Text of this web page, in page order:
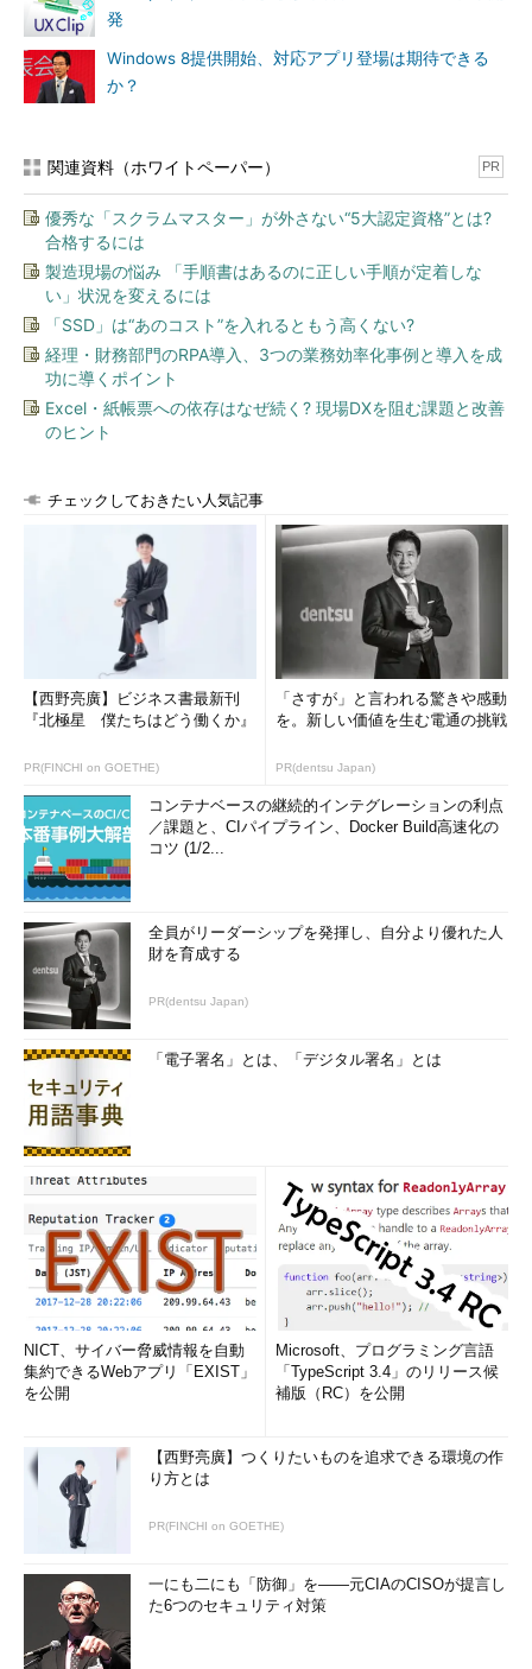
発
Windows 8提供開始、対応アプリ登場は期待できる
か？
関連資料（ホワイトペーパー） PR
優秀な「スクラムマスター」が外さない“5大認定資格”とは?
合格するには
製造現場の悩み 「手順書はあるのに正しい手順が定着しな
い」状況を変えるには
「SSD」は“あのコスト”を入れるともう高くない?
経理・財務部門のRPA導入、3つの業務効率化事例と導入を成
功に導くポイント
Excel・紙帳票への依存はなぜ続く? 現場DXを阻む課題と改善
のヒント
チェックしておきたい人気記事
【西野亮廣】ビジネス書最新刊
『北極星 僕たちはどう働くか』
PR(FINCHI on GOETHE)
「さすが」と言われる驚きや感動
を。新しい価値を生む電通の挑戦
PR(dentsu Japan)
コンテナベースの継続的インテグレーションの利点
／課題と、CIパイプライン、Docker Build高速化の
コツ (1/2...
全員がリーダーシップを発揮し、自分より優れた人
財を育成する
PR(dentsu Japan)
「電子署名」とは、「デジタル署名」とは
NICT、サイバー脅威情報を自動
集約できるWebアプリ「EXIST」
を公開
Microsoft、プログラミング言語
「TypeScript 3.4」のリリース候
補版（RC）を公開
【西野亮廣】つくりたいものを追求できる環境の作
り方とは
PR(FINCHI on GOETHE)
一にも二にも「防御」を――元CIAのCISOが提言し
た6つのセキュリティ対策